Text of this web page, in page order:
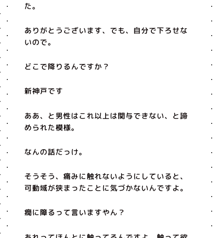
た。
ありがとうございます、でも、自分で下ろせな
いので。
どこで降りるんですか？
新神戸です
ああ、と男性はこれ以上は関与できない、と諦
められた模様。
なんの話だっけ。
そうそう、痛みに触れないようにしていると、
可動域が狭まったことに気づかないんですよ。
癇に障るって言いますやん？